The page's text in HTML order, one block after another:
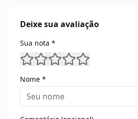
Deixe sua avaliação
Sua nota *
Nome *